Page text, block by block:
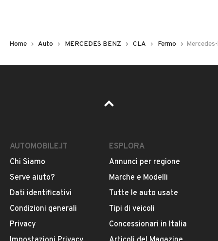
Pubblicità
DESCRIZIONE
Mercedes-Benz Cla 200 4matic,full optional,diesel, s.w.,
Home Auto MERCEDES BENZ CLA Fermo
AUTOMOBILE.IT
Chi Siamo
Serve aiuto?
Dati identificativi
Condizioni generali
Privacy
ESPLORA
Annunci per regione
Marche e Modelli
Tutte le auto usate
Tipi di veicoli
Concessionari in Italia